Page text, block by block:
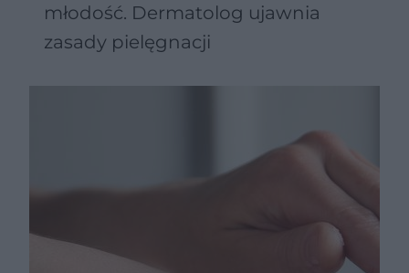
młodość. Dermatolog ujawnia
zasady pielęgnacji